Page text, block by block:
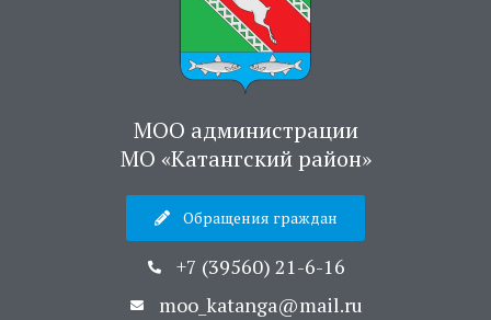
МОО администрации
МО «Катангский район»
Обращения граждан
+7 (39560) 21-6-16
moo_katanga@mail.ru